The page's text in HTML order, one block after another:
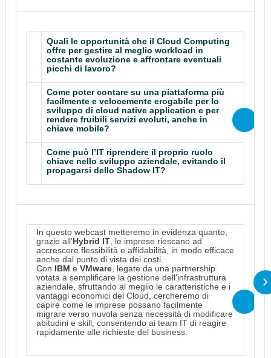
Quali le opportunità che il Cloud Computing
offre per gestire al meglio workload in
costante evoluzione e affrontare eventuali
picchi di lavoro?
Come poter contare su una piattaforma più
facilmente e velocemente erogabile per lo
sviluppo di cloud native application e per
rendere fruibili servizi evoluti, anche in
chiave mobile?
Come può l’IT riprendere il proprio ruolo
chiave nello sviluppo aziendale, evitando il
propagarsi dello Shadow IT?
In questo webcast metteremo in evidenza quanto,
grazie all’Hybrid IT , le imprese riescano ad
accrescere flessibilità e affidabilità, in modo efficace
anche dal punto di vista dei costi.
Con IBM eVMware , legate da una partnership
votata a semplificare la gestione dell’infrastruttura
aziendale, sfruttando al meglio le caratteristiche e i
vantaggi economici del Cloud, cercheremo di
capire come le imprese possano facilmente
migrare verso nuvola senza necessità di modificare
abitudini e skill, consentendo ai team IT di reagire
rapidamente alle richieste del business.